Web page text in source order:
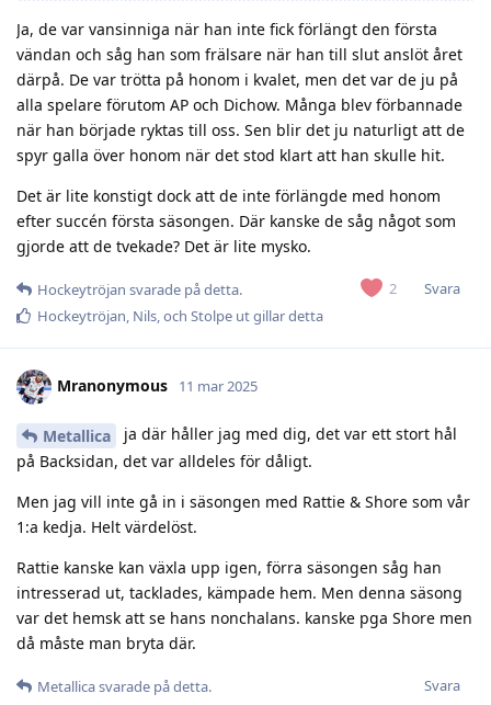
Ja, de var vansinniga när han inte fick förlängt den första
vändan och såg han som frälsare när han till slut anslöt året
därpå. De var trötta på honom i kvalet, men det var de ju på
alla spelare förutom AP och Dichow. Många blev förbannade
när han började ryktas till oss. Sen blir det ju naturligt att de
spyr galla över honom när det stod klart att han skulle hit.
Det är lite konstigt dock att de inte förlängde med honom
efter succén första säsongen. Där kanske de såg något som
gjorde att de tvekade? Det är lite mysko.
2 Svara
Hockeytröjan svarade på detta.
Hockeytröjan, Nils, och Stolpe utgillar detta
Mranonymous 11 mar 2025
Metallica
ja där håller jag med dig, det var ett stort hål
på Backsidan, det var alldeles för dåligt.
Men jag vill inte gå in i säsongen med Rattie & Shore som vår
1:a kedja. Helt värdelöst.
Rattie kanske kan växla upp igen, förra säsongen såg han
intresserad ut, tacklades, kämpade hem. Men denna säsong
var det hemsk att se hans nonchalans. kanske pga Shore men
då måste man bryta där.
Svara
Metallicasvarade på detta.